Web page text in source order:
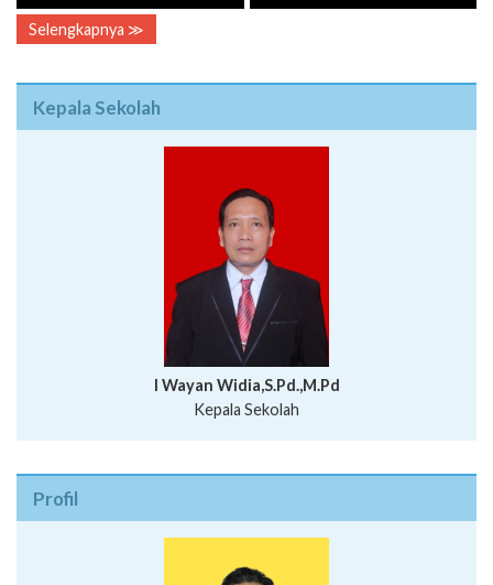
Selengkapnya ≫
Kepala Sekolah
I Wayan Widia,S.Pd.,M.Pd
Kepala Sekolah
Profil